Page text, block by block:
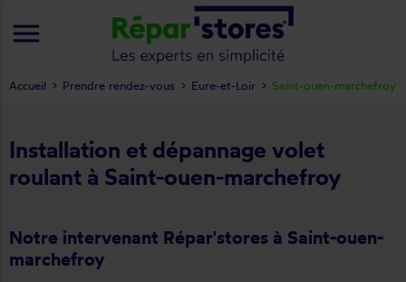
Installation et dépannage volet
roulant à Saint-ouen-marchefroy
Notre intervenant Répar'stores à Saint-ouen-
marchefroy
Accueil Prendre rendez-vous Eure-et-Loir Saint-ouen-marchefroy
menu